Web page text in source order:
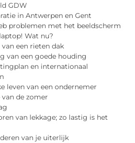
GDW
in Antwerpen en Gent
problemen met het beeldscherm
Wat nu?
van een rieten dak
van een goede houding
en internationaal
leven van een ondernemer
van de zomer
van lekkage; zo lastig is het
van je uiterlijk